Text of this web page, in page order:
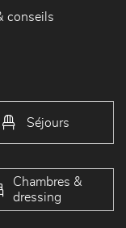
conseils
Séjours
Chambres &
dressing